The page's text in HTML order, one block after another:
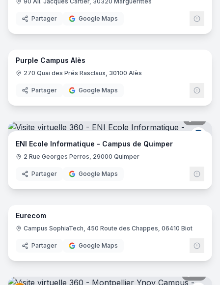
Partager Google Maps
20
Purple Campus Alès
270 Quai des Prés Rasclaux, 30100 Alès
Partager Google Maps
ENI
ENI Ecole Informatique - Campus de Quimper
2 Rue Georges Perros, 29000 Quimper
Partager Google Maps
61
Eurecom
Campus SophiaTech, 450 Route des Chappes, 06410 Biot
Partager Google Maps